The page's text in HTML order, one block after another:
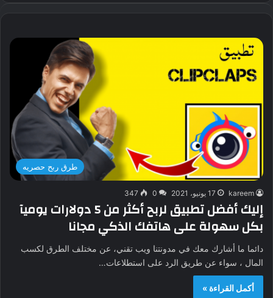
طرق ربح حصريه
kareem 17 يونيو، 2021 0
347
إليك أفضل تطبيق لربح أكثر من 5 دولارات يوميآ
بكل سهولة على هاتفك الذكي مجانا
دائما ما أشارك معك في مدونتنا ويب تقني، عن مختلف الطرق لكسب
المال ، سواء عن طريق الرد على استطلاعات…
أكمل القراءة »